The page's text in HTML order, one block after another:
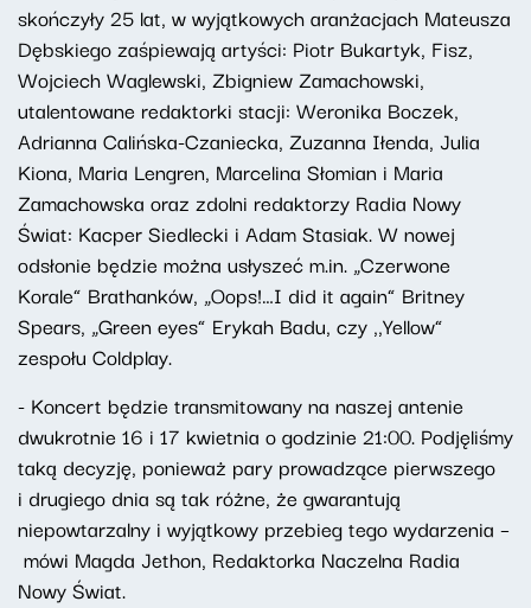
skończyły 25 lat, w wyjątkowych aranżacjach Mateusza
Dębskiego zaśpiewają artyści: Piotr Bukartyk, Fisz,
Wojciech Waglewski, Zbigniew Zamachowski,
utalentowane redaktorki stacji: Weronika Boczek,
Adrianna Calińska-Czaniecka, Zuzanna Iłenda, Julia
Kiona, Maria Lengren, Marcelina Słomian i Maria
Zamachowska oraz zdolni redaktorzy Radia Nowy
Świat: Kacper Siedlecki i Adam Stasiak. W nowej
odsłonie będzie można usłyszeć m.in. „Czerwone
Korale” Brathanków, „Oops!…I did it again” Britney
Spears, „Green eyes” Erykah Badu, czy ,,Yellow”
zespołu Coldplay.
- Koncert będzie transmitowany na naszej antenie
dwukrotnie 16 i 17 kwietnia o godzinie 21:00. Podjęliśmy
taką decyzję, ponieważ pary prowadzące pierwszego
i drugiego dnia są tak różne, że gwarantują
niepowtarzalny i wyjątkowy przebieg tego wydarzenia –
mówi Magda Jethon, Redaktorka Naczelna Radia
Nowy Świat.